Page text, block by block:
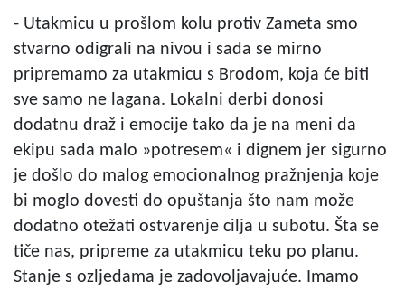
- Utakmicu u prošlom kolu protiv Zameta smo
stvarno odigrali na nivou i sada se mirno
pripremamo za utakmicu s Brodom, koja će biti
sve samo ne lagana. Lokalni derbi donosi
dodatnu draž i emocije tako da je na meni da
ekipu sada malo »potresem« i dignem jer sigurno
je došlo do malog emocionalnog pražnjenja koje
bi moglo dovesti do opuštanja što nam može
dodatno otežati ostvarenje cilja u subotu. Šta se
tiče nas, pripreme za utakmicu teku po planu.
Stanje s ozljedama je zadovoljavajuće. Imamo